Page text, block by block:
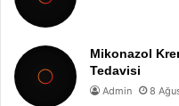
Mikonazol
Tedavisi
Admin 8